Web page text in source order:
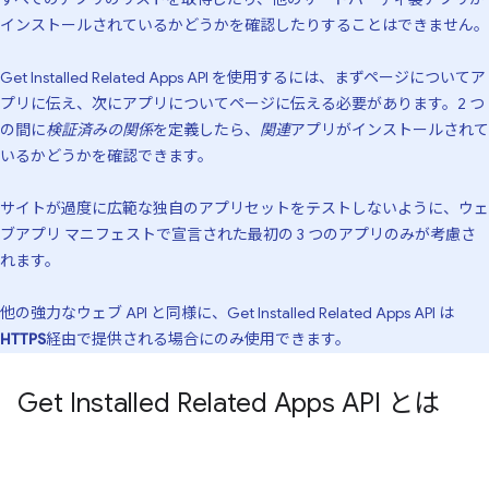
インストールされているかどうかを確認したりすることはできません。
Get Installed Related Apps API を使用するには、まずページについてア
プリに伝え、次にアプリについてページに伝える必要があります。2 つ
の間に検証済みの関係を定義したら、 関連アプリがインストールされて
いるかどうかを確認できます。
サイトが過度に広範な独自のアプリセットをテストしないように、ウェ
ブアプリ マニフェストで宣言された最初の 3 つのアプリのみが考慮さ
れます。
他の強力なウェブ API と同様に、Get Installed Related Apps API は
HTTPS経由で提供される場合にのみ使用できます。
Get Installed Related Apps API とは